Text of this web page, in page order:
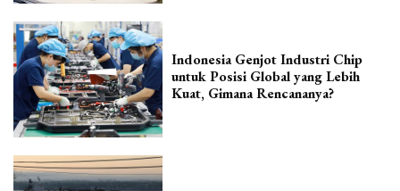
Indonesia Genjot Industri Chip
untuk Posisi Global yang Lebih
Kuat, Gimana Rencananya?